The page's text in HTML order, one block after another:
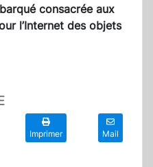
consacrée aux
l’Internet des objets
Imprimer Mail